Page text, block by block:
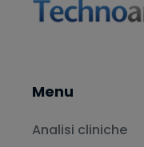
Menu
Analisi cliniche